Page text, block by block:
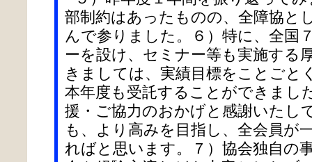
部制約はあったものの、全障協と
んで参りました。６）特に、全国
ーを設け、セミナー等も実施する
きましては、実績目標をことごと
本年度も受託することができまし
援・ご協力のおかげと感謝いたし
も、より高みを目指し、全会員が
ればと思います。７）協会独自の